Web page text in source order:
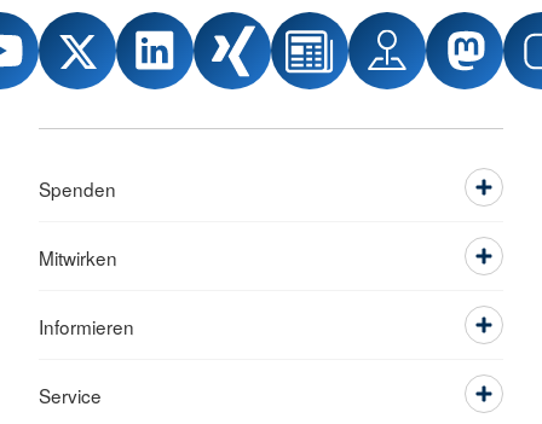
Spenden
Mitwirken
Informieren
Service